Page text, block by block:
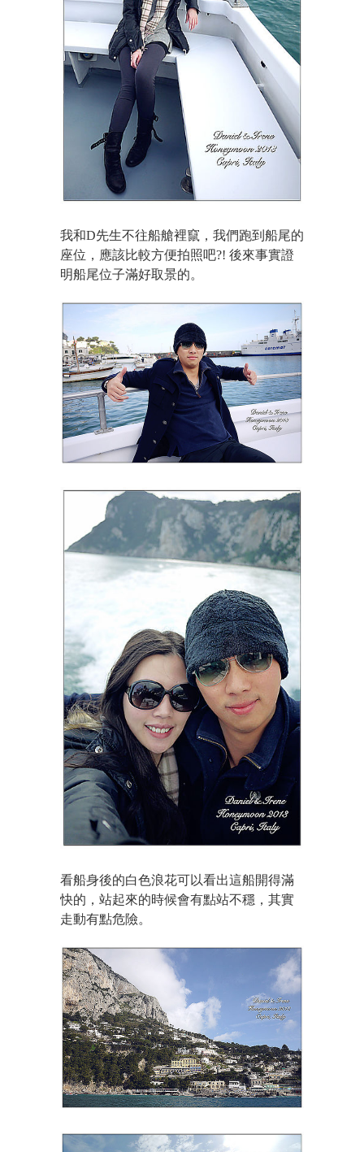
我和D先生不往船艙裡竄，我們跑到船尾的
座位，應該比較方便拍照吧?! 後來事實證
明船尾位子滿好取景的。
看船身後的白色浪花可以看出這船開得滿
快的，站起來的時候會有點站不穩，其實
走動有點危險。